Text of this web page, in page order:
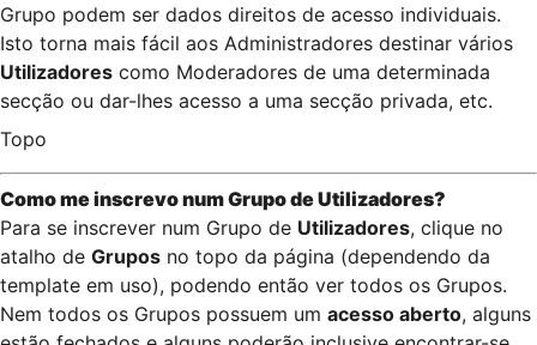
Grupo podem ser dados direitos de acesso individuais.
Isto torna mais fácil aos Administradores destinar vários
Utilizadores como Moderadores de uma determinada
secção ou dar-lhes acesso a uma secção privada, etc.
Topo
Como me inscrevo numGrupo de Utilizadores?
Para se inscrever num Grupo de Utilizadores, clique no
atalho de Grupos no topo da página (dependendo da
template em uso), podendo então ver todos os Grupos.
Nem todos os Grupos possuem um acesso aberto, alguns